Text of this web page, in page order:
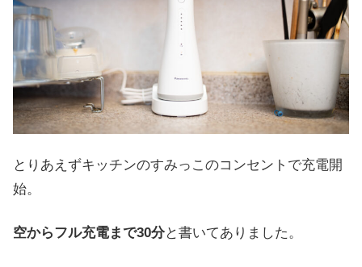
とりあえずキッチンのすみっこのコンセントで充電開
始。
空からフル充電まで30分と書いてありました。